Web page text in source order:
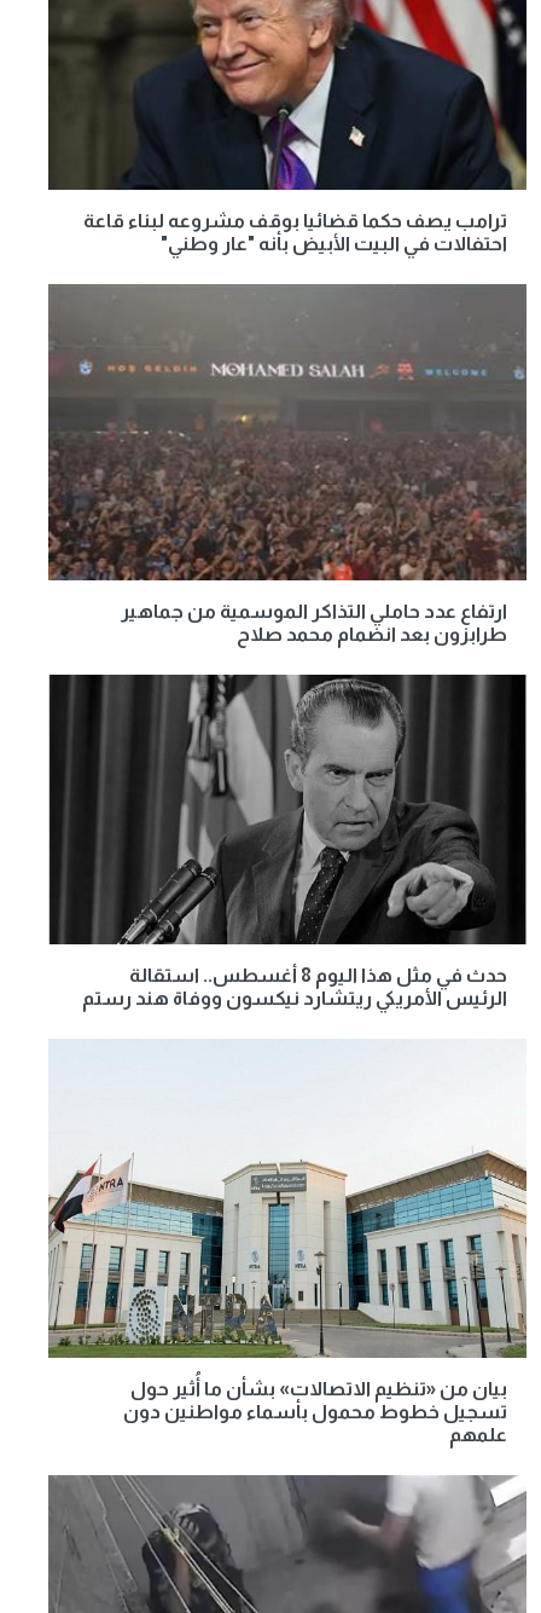
ترامب يصف حكما قضائيا بوقف مشروعه لبناء قاعة
احتفالات في البيت الأبيض بأنه "عار وطني"
ارتفاع عدد حاملي التذاكر الموسمية من جماهير
طرابزون بعد انضمام محمد صلاح
حدث في مثل هذا اليوم 8 أغسطس.. استقالة
الرئيس الأمريكي ريتشارد نيكسون ووفاة هند رستم
بيان من «تنظيم الاتصالات» بشأن ما أُثير حول
تسجيل خطوط محمول بأسماء مواطنين دون
علمهم